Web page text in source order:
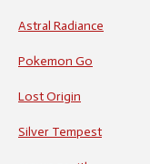
Astral Radiance
Pokemon Go
Lost Origin
Silver Tempest